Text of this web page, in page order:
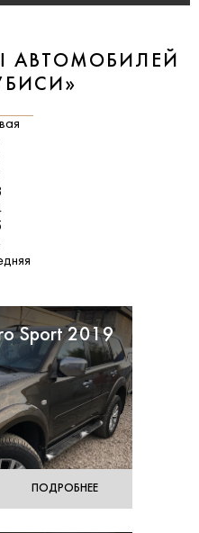
АВТОМОБИЛЕЙ
Sport 2019
ПОДРОБНЕЕ